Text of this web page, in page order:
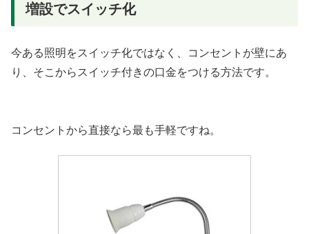
増設でスイッチ化
今ある照明をスイッチ化ではなく、コンセントが壁にあ
り、そこからスイッチ付きの口金をつける方法です。
コンセントから直接なら最も手軽ですね。